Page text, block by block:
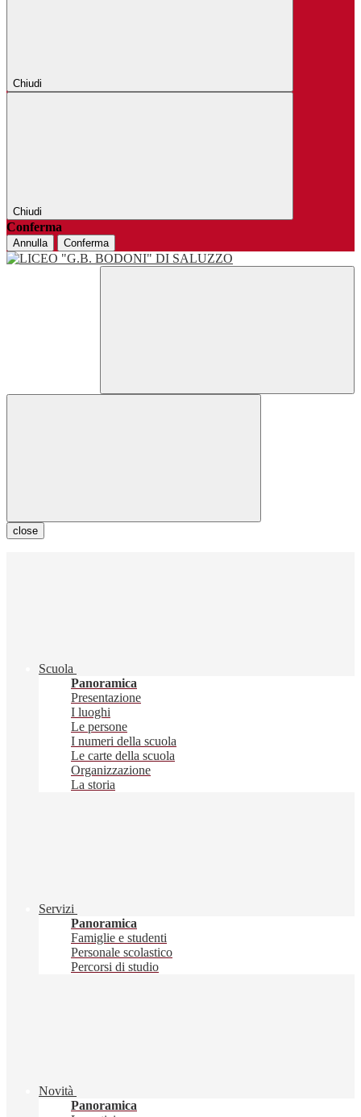
Chiudi
Chiudi
Conferma
Annulla Conferma
close
Scuola
Panoramica
Presentazione
I luoghi
Le persone
I numeri della scuola
Le carte della scuola
Organizzazione
La storia
Servizi
Panoramica
Famiglie e studenti
Personale scolastico
Percorsi di studio
Novità
Panoramica